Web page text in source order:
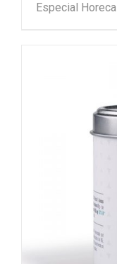
Especial Horeca